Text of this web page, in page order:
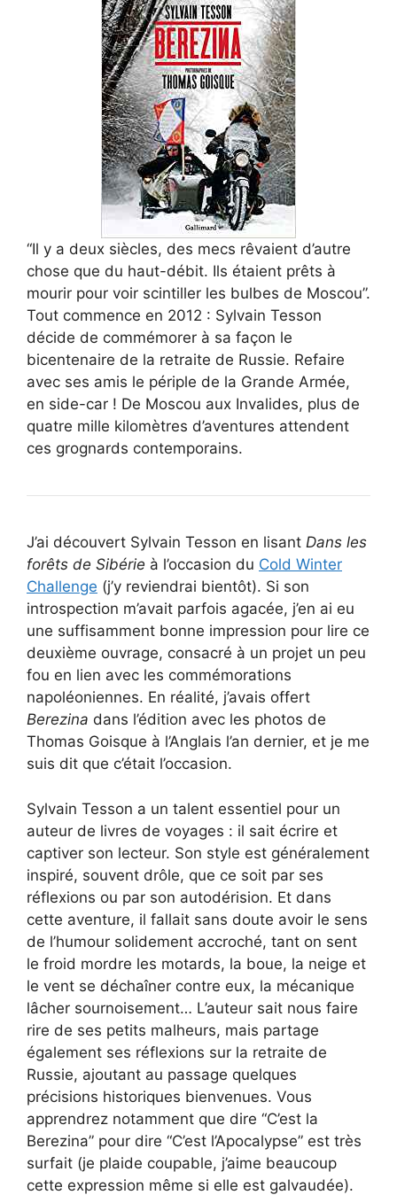
“Il y a deux siècles, des mecs rêvaient d’autre
chose que du haut-débit. Ils étaient prêts à
mourir pour voir scintiller les bulbes de Moscou”.
Tout commence en 2012 : Sylvain Tesson
décide de commémorer à sa façon le
bicentenaire de la retraite de Russie. Refaire
avec ses amis le périple de la Grande Armée,
en side-car ! De Moscou aux Invalides, plus de
quatre mille kilomètres d’aventures attendent
ces grognards contemporains.
J’ai découvert Sylvain Tesson en lisant Dans les
forêts de Sibérie à l’occasion du Cold Winter
Challenge (j’y reviendrai bientôt). Si son
introspection m’avait parfois agacée, j’en ai eu
une suffisamment bonne impression pour lire ce
deuxième ouvrage, consacré à un projet un peu
fou en lien avec les commémorations
napoléoniennes. En réalité, j’avais offert
Berezina dans l’édition avec les photos de
Thomas Goisque à l’Anglais l’an dernier, et je me
suis dit que c’était l’occasion.
Sylvain Tesson a un talent essentiel pour un
auteur de livres de voyages : il sait écrire et
captiver son lecteur. Son style est généralement
inspiré, souvent drôle, que ce soit par ses
réflexions ou par son autodérision. Et dans
cette aventure, il fallait sans doute avoir le sens
de l’humour solidement accroché, tant on sent
le froid mordre les motards, la boue, la neige et
le vent se déchaîner contre eux, la mécanique
lâcher sournoisement… L’auteur sait nous faire
rire de ses petits malheurs, mais partage
également ses réflexions sur la retraite de
Russie, ajoutant au passage quelques
précisions historiques bienvenues. Vous
apprendrez notamment que dire “C’est la
Berezina” pour dire “C’est l’Apocalypse” est très
surfait (je plaide coupable, j’aime beaucoup
cette expression même si elle est galvaudée).